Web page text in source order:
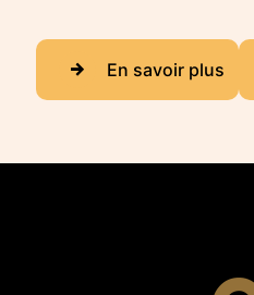
En savoir plus